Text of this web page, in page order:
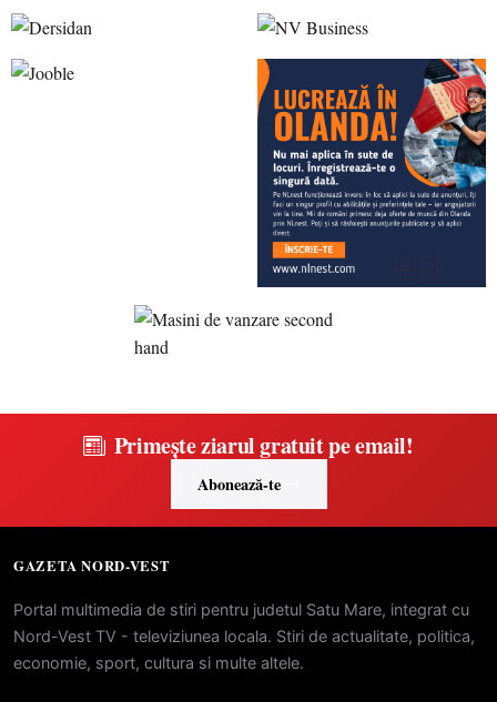
Primește ziarul gratuit pe email!
Abonează-te
GAZETA NORD-VEST
Portal multimedia de stiri pentru judetul Satu Mare, integrat cu
Nord-Vest TV - televiziunea locala. Stiri de actualitate, politica,
economie, sport, cultura si multe altele.